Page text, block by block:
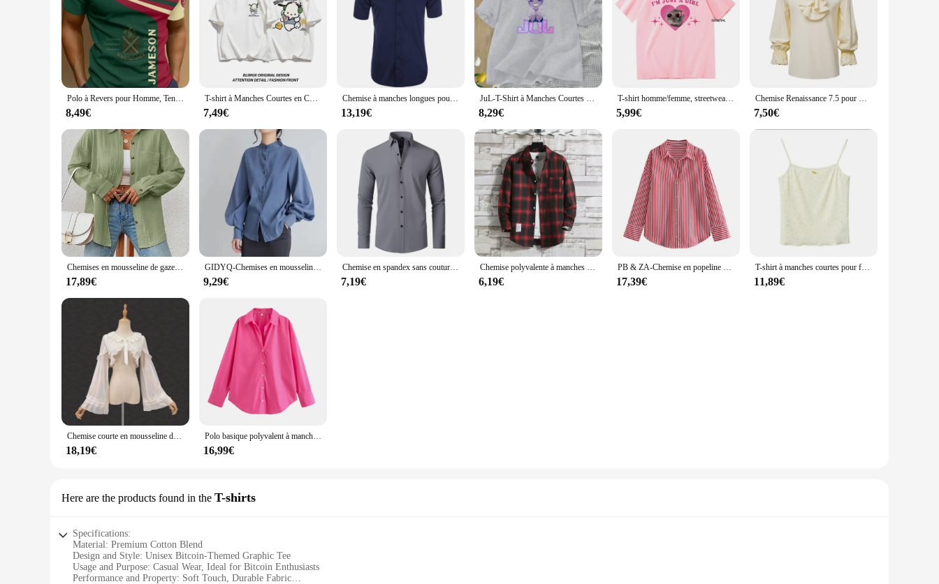
Polo à Revers pour Homme, Tendance Harajuku, Luxe, Bouton d'Affaires, Décontracté, Médicaments, Vêtements et Accessoires, Nouvelle Collection
8,49€
T-shirt à Manches Courtes en Coton pour Femme, Vêtement à la Mode, avec Imprimé de Chien Pach, Anime Sanro
7,49€
Chemise à manches longues pour hommes Slim Fit confortable Plus Size55-110KG Nouveau document monochrome multicolore Chemise de document de bonbons de mode pour hommes
13,19€
JuL-T-Shirt à Manches Courtes pour Homme et Femme, Vêtement en Coton, Vintage, Graphique, Musique, Streetwear, Unisexe
8,29€
T-shirt homme/femme, streetwear, vintage, unisexe, en coton, harajuku, esthétique
5,99€
Chemise Renaissance 7.5 pour Homme, Steampunk Gothique, avec Volants en Dentelle, Col Montant, Pull à Manches sulf, Style Médiéval
7,50€
Chemises en mousseline de gaze de coton pour femmes, col rabattu décontracté, haut à manches longues, chemisiers de bureau élégants pour dames, 100%
17,89€
GIDYQ-Chemises en mousseline de soie vintage pour femmes, manches lanterne, chemisiers noirs, coréen, élégant, dame de bureau, monochrome, décontracté, Y-New
9,29€
Chemise en spandex sans couture à haute élasticité pour hommes, manches longues, coupe couvertes, chemises provoqué décontractées, document solide, social et formel, grande taille, 7XL, 6XL
7,19€
Chemise polyvalente à manches longues pour hommes, haut à la mode, style hongkongais, carillon coréen, 2020
6,19€
PB & ZA-Chemise en popeline à simple boutonnage pour femme, col rabattu, décontracté, polyvalent, mode et sheim, printemps, nouveau, 2024
17,39€
T-shirt à manches courtes pour femmes, chemise jaune lai70.épicée, chemise amincissante japonaise, mode Y, été, kawaii, filles coréennes, chic, adt
11,89€
Chemise courte en mousseline de soie à volants pour femme, haussement d'épaules en dentelle, manches longues, BEmbed o, Lolita Short, chemise en mousseline de soie ronde, douce pour fille, printemps, été
18,19€
Polo basique polyvalent à manches longues pour femmes, chemise en popeline, décontracté, nouveau style, début d'automne, 2024
16,99€
Here are the products found in the T-shirts
Specifications:
Material: Premium Cotton Blend
Design and Style: Unisex Bitcoin-Themed Graphic Tee
Usage and Purpose: Casual Wear, Ideal for Bitcoin Enthusiasts
Performance and Property: Soft Touch, Durable Fabric